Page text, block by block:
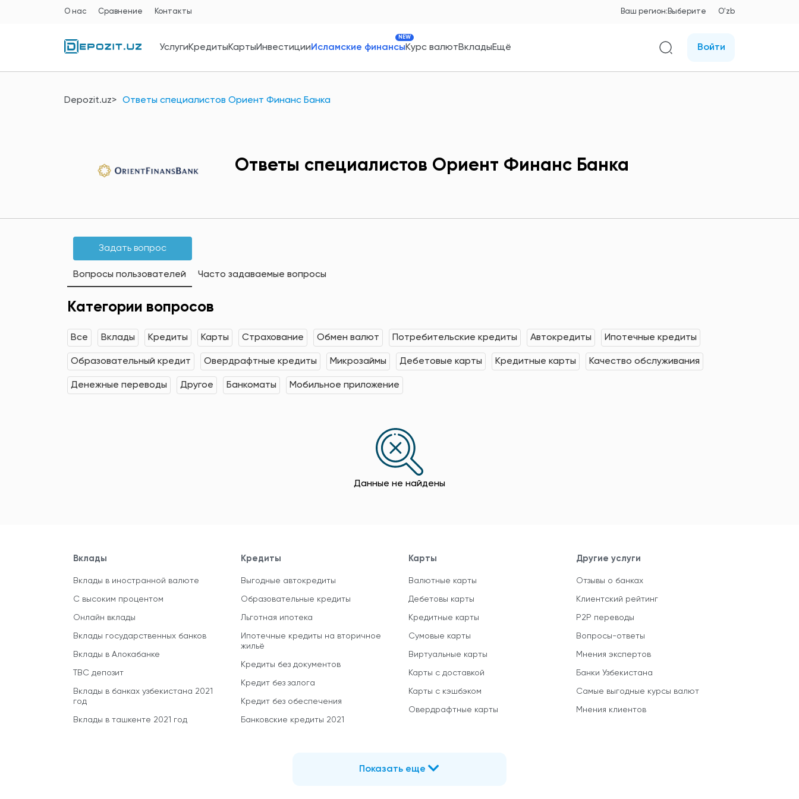
О нас Сравнение Контакты Ваш регион: Выберите O'zb
УслугиКредитыКартыИнвестицииИсламские финансы
NEW
Курс валютВкладыЕщё Войти
Depozit.uz Ответы специалистов Ориент Финанс Банка
Ответы специалистов Ориент Финанс Банка
Задать вопрос
Вопросы пользователей Часто задаваемые вопросы
Категории вопросов
Все Вклады Кредиты Карты Страхование Обмен валют Потребительские кредиты Автокредиты Ипотечные кредиты
Образовательный кредит Овердрафтные кредиты Микрозаймы Дебетовые карты Кредитные карты Качество обслуживания
Денежные переводы Другое Банкоматы Мобильное приложение
Данные не найдены
Вклады
Вклады в иностранной валюте
С высоким процентом
Онлайн вклады
Вклады государственных банков
Вклады в Алокабанке
TBC депозит
Вклады в банках узбекистана 2021
год
Вклады в ташкенте 2021 год
Кредиты
Выгодные автокредиты
Образовательные кредиты
Льготная ипотека
Ипотечные кредиты на вторичное
жильё
Кредиты без документов
Кредит без залога
Кредит без обеспечения
Банковские кредиты 2021
Карты
Валютные карты
Дебетовы карты
Кредитные карты
Сумовые карты
Виртуальные карты
Карты с доставкой
Карты с кэшбэком
Овердрафтные карты
Другие услуги
Отзывы о банках
Клиентский рейтинг
P2P переводы
Вопросы-ответы
Мнения экспертов
Банки Узбекистана
Самые выгодные курсы валют
Мнения клиентов
Показать еще